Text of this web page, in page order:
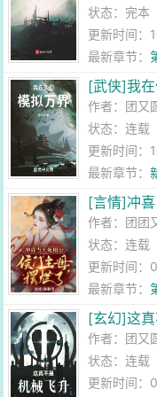
状态：完本
更新时间：
最新章节：
开！（大结
[武侠]我
作者： 团又
状态：连载
更新时间：
最新章节：
[言情]冲
作者： 团团
状态：连载
更新时间：
最新章节：
[玄幻]这
作者： 团又
状态：连载
更新时间